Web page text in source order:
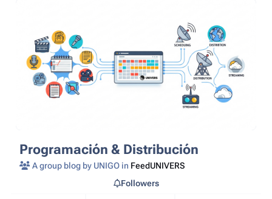
Programación & Distribución
A group blog by UNIGO in FeedUNIVERS
Followers